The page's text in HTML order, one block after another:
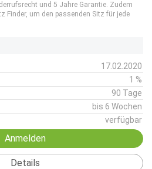
und 5 Jahre Garantie. Zudem
Finder, um den passenden Sitz für jede
17.02.2020
1 %
90 Tage
bis 6 Wochen
verfügbar
Anmelden
Details